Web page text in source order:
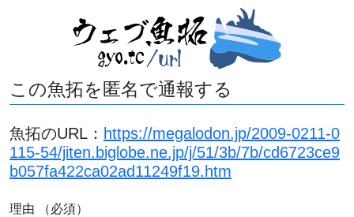
この魚拓を匿名で通報する
魚拓のURL： https://megalodon.jp/2009-0211-0
115-54/jiten.biglobe.ne.jp/j/51/3b/7b/cd6723ce9
b057fa422ca02ad11249f19.htm
理由 （必須）